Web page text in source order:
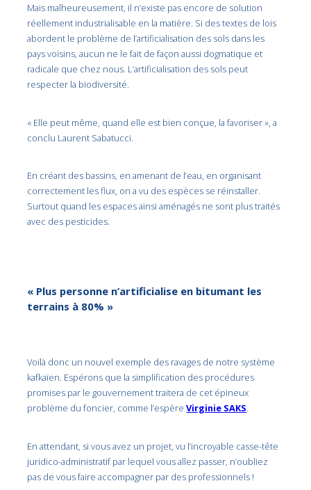
Mais malheureusement, il n’existe pas encore de solution
réellement industrialisable en la matière. Si des textes de lois
abordent le problème de l’artificialisation des sols dans les
pays voisins, aucun ne le fait de façon aussi dogmatique et
radicale que chez nous. L’artificialisation des sols peut
respecter la biodiversité.
« Elle peut même, quand elle est bien conçue, la favoriser », a
conclu Laurent Sabatucci.
En créant des bassins, en amenant de l’eau, en organisant
correctement les flux, on a vu des espèces se réinstaller.
Surtout quand les espaces ainsi aménagés ne sont plus traités
avec des pesticides.
« Plus personne n’artificialise en bitumant les
terrains à 80% »
Voilà donc un nouvel exemple des ravages de notre système
kafkaïen. Espérons que la simplification des procédures
promises par le gouvernement traitera de cet épineux
problème du foncier, comme l’espèreVirginie SAKS.
En attendant, si vous avez un projet, vu l’incroyable casse-tête
juridico-administratif par lequel vous allez passer, n’oubliez
pas de vous faire accompagner par des professionnels !